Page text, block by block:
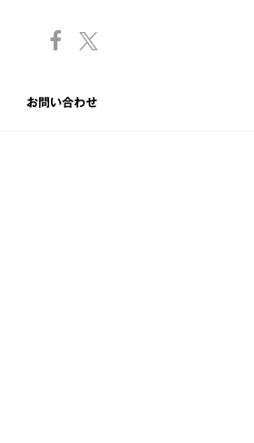
お問い合わせ